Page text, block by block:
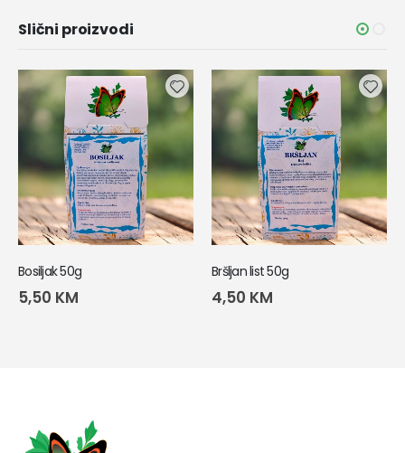
Slični proizvodi
Bosiljak 50g
5,50 KM
Bršljan list 50g
4,50 KM